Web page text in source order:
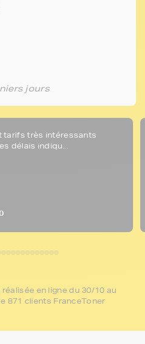
jours
tarifs très intéressants
délais indiqu...
en ligne du 30/10 au
871 clients FranceToner